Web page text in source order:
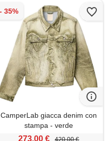
CamperLab giacca denim con
stampa - verde
273,00 € 420,00 €